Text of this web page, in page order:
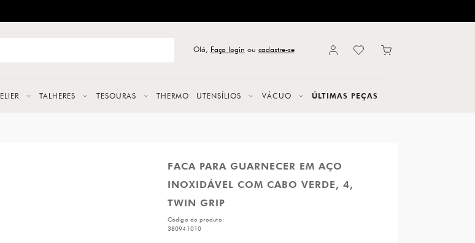
Olá, Faça login ou cadastre-se
TALHERES TESOURAS THERMO UTENSÍLIOS VÁCUO ÚLTIMAS PEÇAS
FACA PARA GUARNECER EM AÇO
INOXIDÁVEL COM CABO VERDE, 4,
TWIN GRIP
Código do produto:
380941010